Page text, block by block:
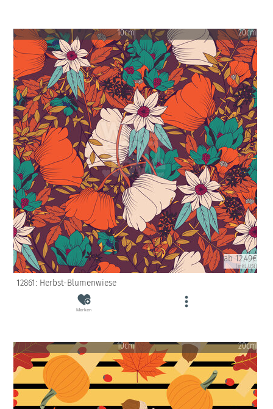
10cm 20cm
ab 12.49€
(inkl. USt)
12861: Herbst-Blumenwiese
Merken
10cm 20cm